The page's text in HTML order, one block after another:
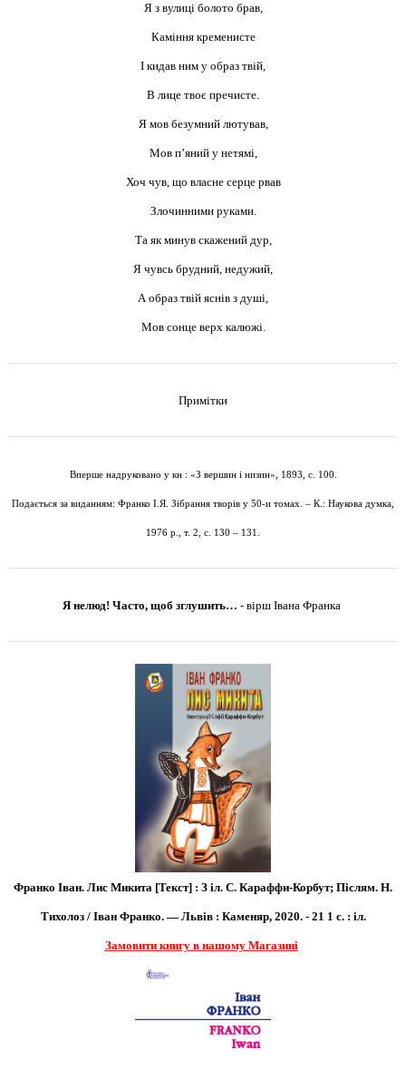
Я з вулиці болото брав,
Каміння кременисте
І кидав ним у образ твій,
В лице твоє пречисте.
Я мов безумний лютував,
Мов п’яний у нетямі,
Хоч чув, що власне серце рвав
Злочинними руками.
Та як минув скажений дур,
Я чувсь брудний, недужий,
А образ твій яснів з душі,
Мов сонце верх калюжі.
Примітки
Вперше надруковано у кн : «З вершин і низин», 1893, с. 100.
Подається за виданням: Франко І.Я. Зібрання творів у 50-и томах. – К.: Наукова думка,
1976 р., т. 2, с. 130 – 131.
Я нелюд! Часто, щоб зглушить… - вірш Івана Франка
Франко Іван. Лис Микита [Текст] : З іл. С. Караффи-Корбут; Післям. Н.
Тихолоз / Іван Франко. — Львів : Каменяр, 2020. - 21 1 с. : іл.
Замовити книгу в нашому Магазині